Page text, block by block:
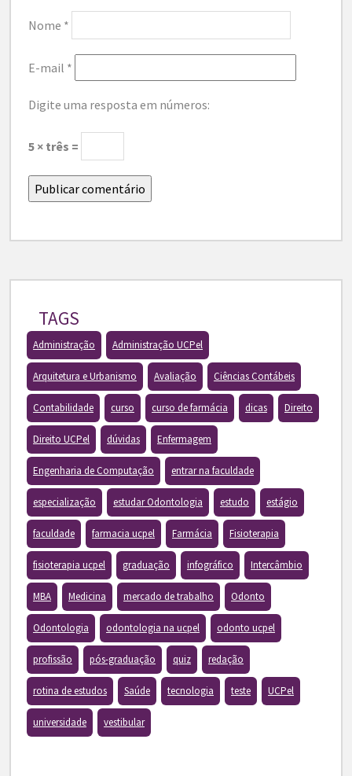
Nome *
E-mail *
Digite uma resposta em números:
5 × três =
TAGS
Administração Administração UCPel
Arquitetura e Urbanismo Avaliação Ciências Contábeis
Contabilidade curso curso de farmácia dicas Direito
Direito UCPel dúvidas Enfermagem
Engenharia de Computação entrar na faculdade
especialização estudar Odontologia estudo estágio
faculdade farmacia ucpel Farmácia Fisioterapia
fisioterapia ucpel graduação infográfico Intercâmbio
MBA Medicina mercado de trabalho Odonto
Odontologia odontologia na ucpel odonto ucpel
profissão pós-graduação quiz redação
rotina de estudos Saúde tecnologia teste UCPel
universidade vestibular